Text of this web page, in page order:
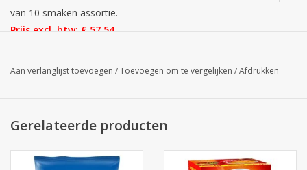
van 10 smaken assortie.
Prijs excl. btw: € 57,54
Aan verlanglijst toevoegen /Toevoegen om te vergelijken /Afdrukken
Gerelateerde producten